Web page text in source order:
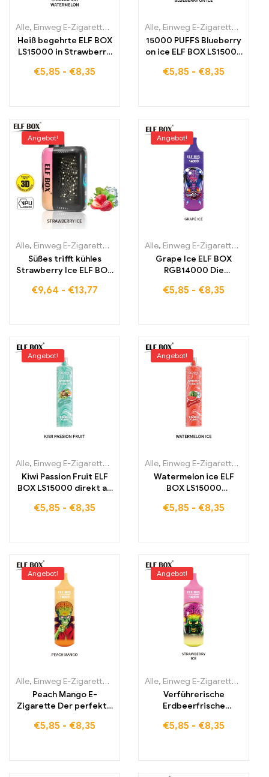
Alle, Einweg E-Zigaretten Einweg-E-Zigaretten Estland,Einweg-
Heiß begehrte ELF BOX
LS15000 in Strawberry
zum besten Preis
€5,85 - €8,35
Alle, Einweg E-Zigaretten
15000 PUFFS Blueberry
on ice ELF BOX LS15000
für hochwertige E
€5,85 - €8,35
Angebot!
Alle, Einweg E-Zigaretten Einweg-E-Zigaretten Estland,Einweg-
Süßes trifft kühles
Strawberry Ice ELF BOX
im Pulsmodus
€9,64 - €13,77
Angebot!
Alle, Einweg E-Zigaretten
Grape Ice ELF BOX
RGB14000 Die
Traubengenuss und
€5,85 - €8,35
Angebot!
Alle, Einweg E-Zigaretten Einweg-E-Zigaretten Estland,Einweg-
Kiwi Passion Fruit ELF
BOX LS15000 direkt ab
€5,85 - €8,35
Angebot!
Alle, Einweg E-Zigaretten
Watermelon ice ELF
BOX LS15000
beliebte E Zigarette
€5,85 - €8,35
Angebot!
Alle, Einweg E-Zigaretten Einweg-E-Zigaretten Estland,Einweg-
Peach Mango E-
Zigarette Der perfekte
Pfirsich und Mango ELF
€5,85 - €8,35
Angebot!
Alle, Einweg E-Zigaretten
Verführerische
Erdbeerfrische
Technologie
€5,85 - €8,35